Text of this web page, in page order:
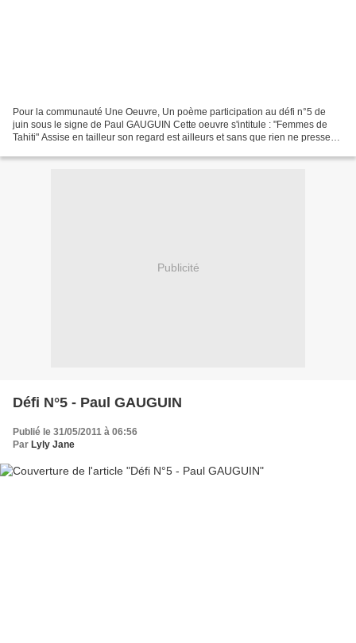
Pour la communauté Une Oeuvre, Un poème participation au défi n°5 de
juin sous le signe de Paul GAUGUIN Cette oeuvre s'intitule : "Femmes de
Tahiti" Assise en tailleur son regard est ailleurs et sans que rien ne presse
Publicité
Défi N°5 - Paul GAUGUIN
Publié le 31/05/2011 à 06:56
Par Lyly Jane